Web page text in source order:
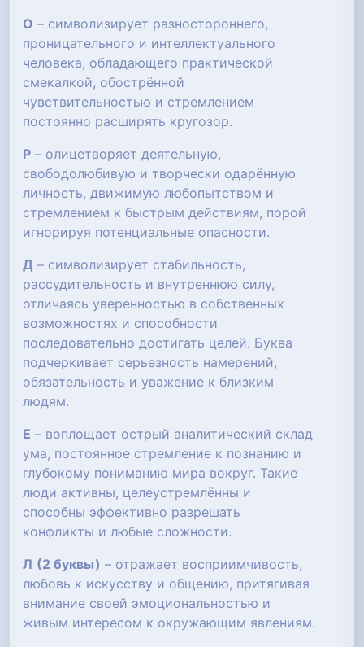
О – символизирует разностороннего,
проницательного и интеллектуального
человека, обладающего практической
смекалкой, обострённой
чувствительностью и стремлением
постоянно расширять кругозор.
Р – олицетворяет деятельную,
свободолюбивую и творчески одарённую
личность, движимую любопытством и
стремлением к быстрым действиям, порой
игнорируя потенциальные опасности.
Д – символизирует стабильность,
рассудительность и внутреннюю силу,
отличаясь уверенностью в собственных
возможностях и способности
последовательно достигать целей. Буква
подчеркивает серьезность намерений,
обязательность и уважение к близким
людям.
Е – воплощает острый аналитический склад
ума, постоянное стремление к познанию и
глубокому пониманию мира вокруг. Такие
люди активны, целеустремлённы и
способны эффективно разрешать
конфликты и любые сложности.
Л (2 буквы) – отражает восприимчивость,
любовь к искусству и общению, притягивая
внимание своей эмоциональностью и
живым интересом к окружающим явлениям.